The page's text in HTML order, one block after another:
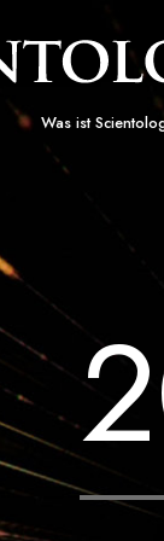
Was ist
Scientology
sagen
Lernen Sie einen
Innerhalb einer
Die
Eine Einführung